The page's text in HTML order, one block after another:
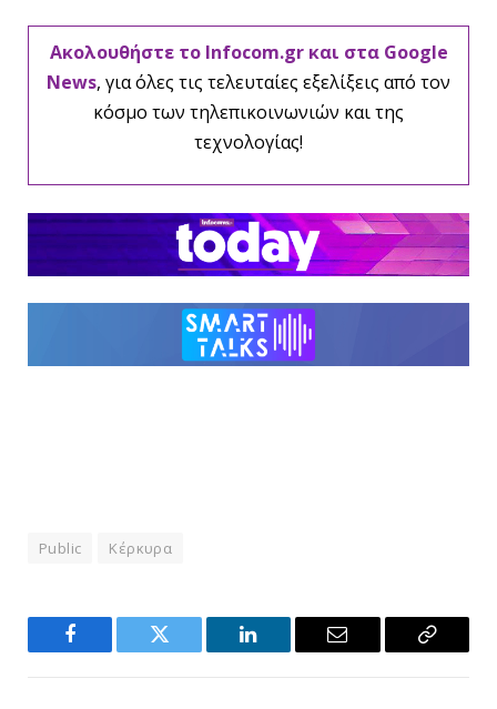
Ακολουθήστε το Infocom.gr και στα Google
News, για όλες τις τελευταίες εξελίξεις από τον
κόσμο των τηλεπικοινωνιών και της
τεχνολογίας!
Public Κέρκυρα
Facebook Twitter LinkedIn Email
Copy